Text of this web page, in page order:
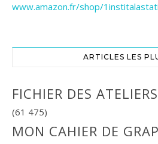
www.amazon.fr/shop/
ARTICLES LES
FICHIER DES
(61 475)
MON CAHIER DE